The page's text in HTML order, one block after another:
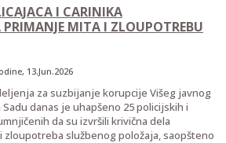
I CARINIKA
MITA I ZLOUPOTREBU
, 13.Jun.2026
za suzbijanje korupcije Višeg javnog
Sadu danas je uhapšeno 25 policijskih i
da su izvršili krivična dela
zloupotreba službenog položaja, saopšteno